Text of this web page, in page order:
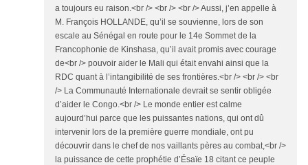
a toujours eu raison.<br /> <br /> <br /> Aussi, j’en appelle à
M. François HOLLANDE, qu’il se souvienne, lors de son
escale au Sénégal en route pour le 14e Sommet de la
Francophonie de Kinshasa, qu’il avait promis avec courage
de<br /> pouvoir aider le Mali qui était envahi ainsi que la
RDC quant à l’intangibilité de ses frontières.<br /> <br /> <br
/> La Communauté Internationale devrait se sentir obligée
d’aider le Congo.<br /> Le monde entier est calme
aujourd’hui parce que les puissantes nations, qui ont dû
intervenir lors de la première guerre mondiale, ont pu
découvrir dans le chef de nos vaillants pères au combat,<br />
la puissance de cette prophétie d’Ésaïe 18 citant ce peuple